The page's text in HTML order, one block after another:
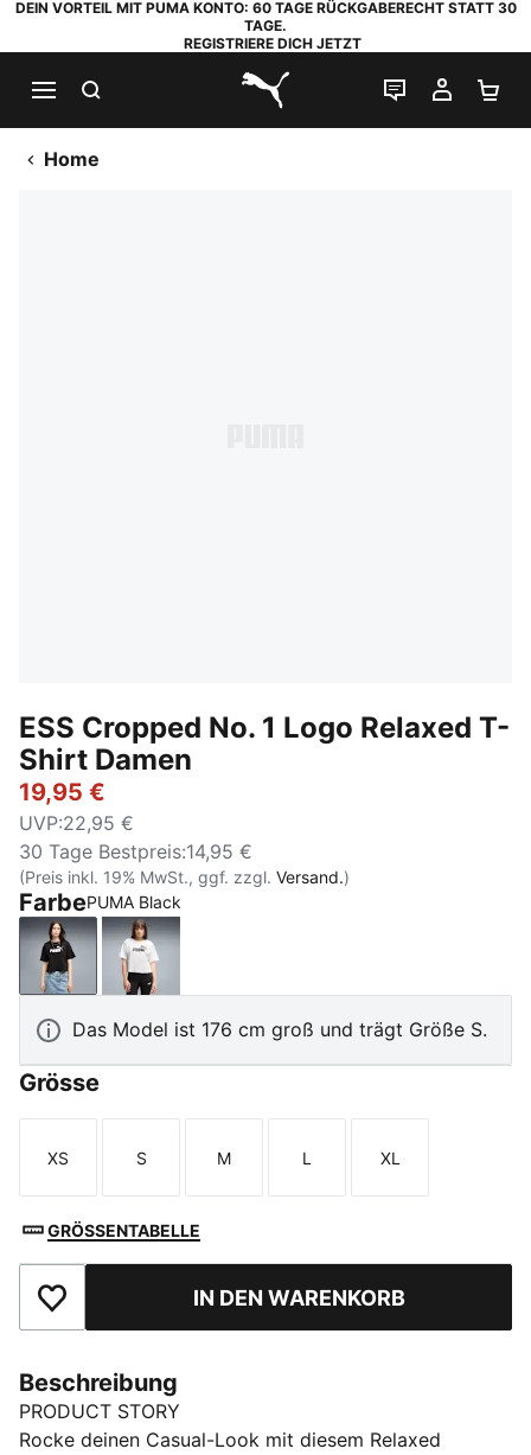
DEIN VORTEIL MIT PUMA KONTO: 60 TAGE RÜCKGABERECHT STATT 30
TAGE.
REGISTRIERE DICH JETZT
PUMA.com
LIVE-CHAT
MEIN
Home
ESS Cropped No. 1 Logo Relaxed T-
Shirt Damen
19,95 €
UVP:22,95 €
30 Tage Bestpreis:14,95 €
(Preis inkl. 19% MwSt., ggf. zzgl. Versand.)
FarbePUMA Black
PUMA BlackPUMA White
Das Model ist 176 cm groß und trägt Größe S.
Grösse
Größe
XS
Größe
S
Größe
M
Größe
L
Größe
XL
GRÖSSENTABELLE
Zu Favoriten hinzufügenIN DEN WARENKORB
Beschreibung
PRODUCT STORY
Rocke deinen Casual-Look mit diesem Relaxed